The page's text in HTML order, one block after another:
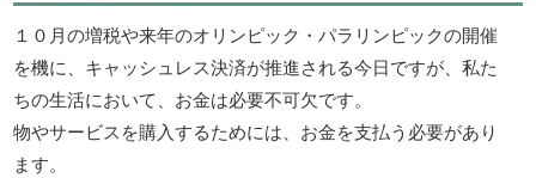
１０月の増税や来年のオリンピック・パラリンピックの開催
を機に、キャッシュレス決済が推進される今日ですが、私た
ちの生活において、お金は必要不可欠です。
物やサービスを購入するためには、お金を支払う必要があり
ます。